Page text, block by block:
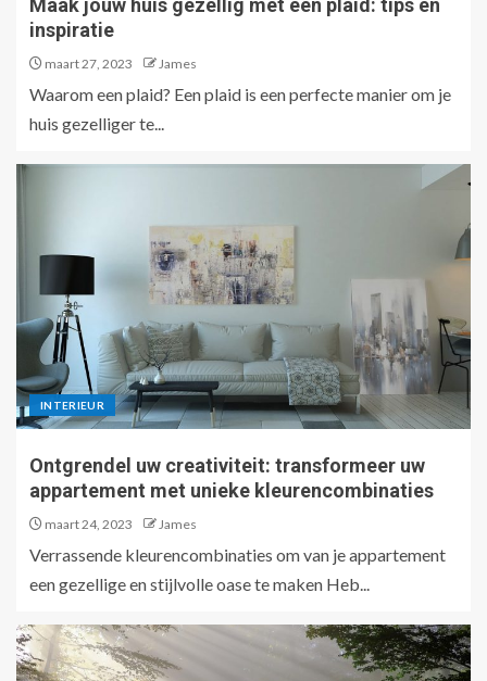
Maak jouw huis gezellig met een plaid: tips en
inspiratie
maart 27, 2023 James
Waarom een plaid? Een plaid is een perfecte manier om je
huis gezelliger te...
INTERIEUR
Ontgrendel uw creativiteit: transformeer uw
appartement met unieke kleurencombinaties
maart 24, 2023 James
Verrassende kleurencombinaties om van je appartement
een gezellige en stijlvolle oase te maken Heb...